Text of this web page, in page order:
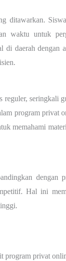
ditawarkan.
waktu untuk
daerah dengan
seringkali
program privat
memahami
dengan
Hal ini
t program privat